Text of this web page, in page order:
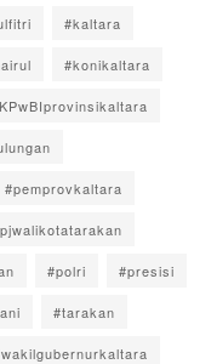
#kaltara
#konikaltara
#pemprovkaltara
#polri #presisi
#tarakan